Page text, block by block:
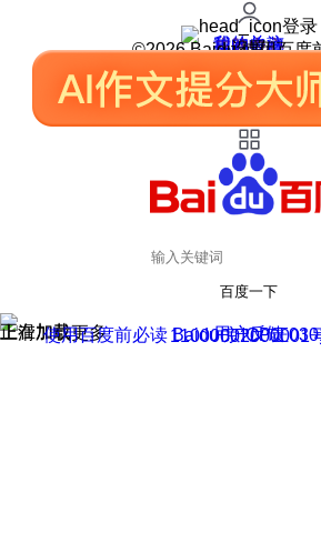
登录
我的关注
我的收藏
皮肤中心
用户反馈
设置
©2026 Baidu 使用百度
百度一下
正在加载
上滑加载更多 用户反馈
使用百度前必读 Baidu 京ICP证
京公网安备11000002000001